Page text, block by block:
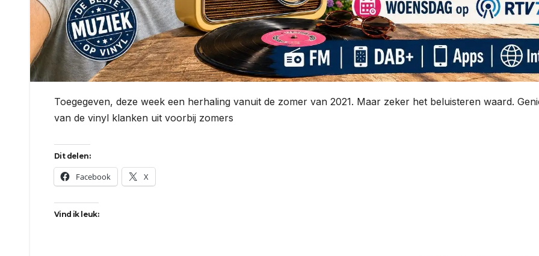
Toegegeven, deze week een herhaling vanuit de zomer van 2021. Maar zeker het beluisteren waard.
van de vinyl klanken uit voorbij zomers
Dit delen:
Facebook X
Vind ik leuk: